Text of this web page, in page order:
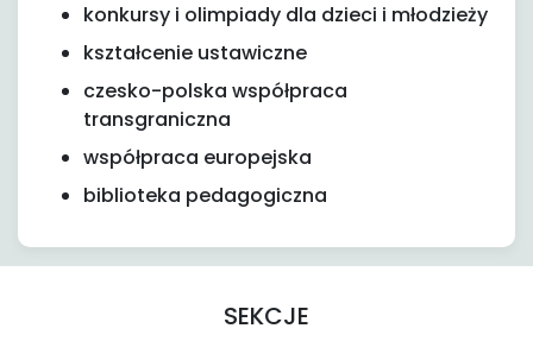
konkursy i olimpiady dla dzieci i młodzieży
kształcenie ustawiczne
czesko-polska współpraca
transgraniczna
współpraca europejska
biblioteka pedagogiczna
SEKCJE